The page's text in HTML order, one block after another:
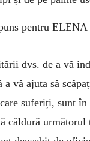
pentru
dvs. de a vă
a vă ajuta să
suferiți, sunt în
căldură următorul